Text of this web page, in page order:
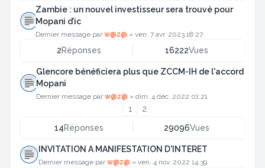
Zambie : un nouvel investisseur sera trouvé pour
Mopani d’ic
Dernier message parw@z@ »ven. 7 avr. 2023 18:27
2Réponses 16222Vues
Glencore bénéficiera plus que ZCCM-IH de l'accord
Mopani
Dernier message parw@z@ » dim. 4 déc. 2022 01:21
1
2
14Réponses 29096Vues
INVITATION A MANIFESTATION D'INTERET
Dernier message parw@z@ » ven. 4 nov. 2022 14:39